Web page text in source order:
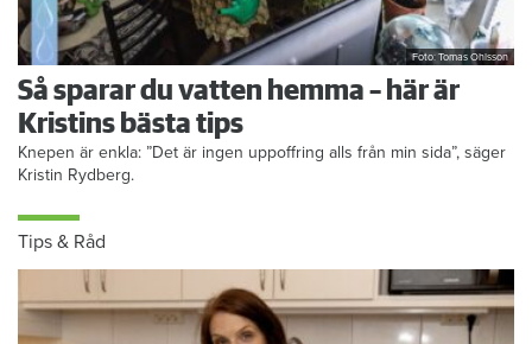
Foto: Tomas Ohlsson
Så sparar du vatten hemma – här är
Kristins bästa tips
Knepen är enkla: ”Det är ingen uppoffring alls från min sida”, säger
Kristin Rydberg.
Tips & Råd